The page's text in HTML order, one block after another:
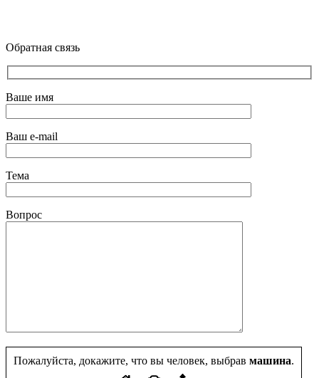
Обратная связь
Ваше имя
Ваш e-mail
Тема
Вопрос
Пожалуйста, докажите, что вы человек, выбрав машина.